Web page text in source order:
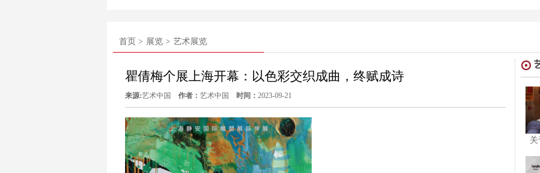
首页 > 展览 > 艺术展览
瞿倩梅个展上海开幕：以色彩交织成曲，终赋成诗
来源:艺术中国 作者： 艺术中国 时间： 2023-09-21
关